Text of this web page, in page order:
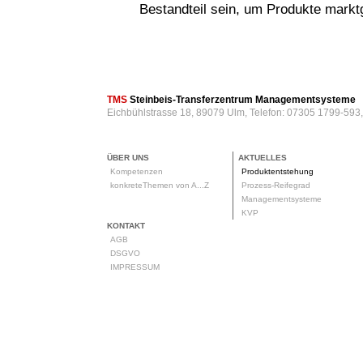
Bestandteil sein, um Produkte
TMS Steinbeis-Transferzentrum Managementsysteme
Eichbühlstrasse 18, 89079 Ulm, Telefon: 07305 1799-
ÜBER UNS
Kompetenzen
konkreteThemen von A...Z
AKTUELLES
Produktentstehung
Prozess-Reifegrad
Managementsysteme
KVP
KONTAKT
AGB
DSGVO
IMPRESSUM